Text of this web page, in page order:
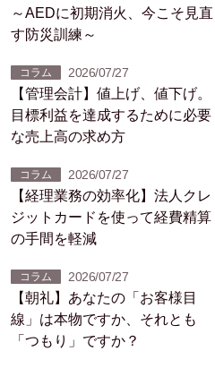
～AEDに初期消火、今こそ見直
す防災訓練～
コラム 2026/07/27
【管理会計】値上げ、値下げ。
目標利益を達成するために必要
な売上高の求め方
コラム 2026/07/27
【経理業務の効率化】法人クレ
ジットカードを使って経費精算
の手間を軽減
コラム 2026/07/27
【朝礼】あなたの「お客様目
線」は本物ですか、それとも
「つもり」ですか？